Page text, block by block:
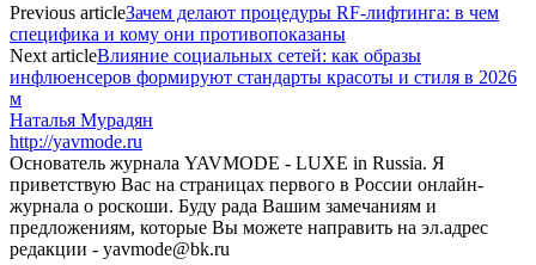
Previous articleЗачем делают процедуры RF-лифтинга: в чем
специфика и кому они противопоказаны
Next articleВлияние социальных сетей: как образы
инфлюенсеров формируют стандарты красоты и стиля в 2026
м
Наталья Мурадян
http://yavmode.ru
Основатель журнала YAVMODE - LUXE in Russia. Я
приветствую Вас на страницах первого в России онлайн-
журнала о роскоши. Буду рада Вашим замечаниям и
предложениям, которые Вы можете направить на эл.адрес
редакции - yavmode@bk.ru